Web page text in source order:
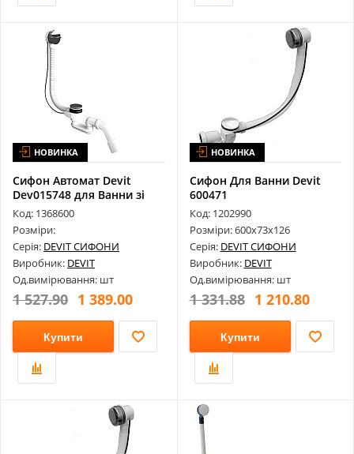
НОВИНКА
Сифон Автомат Devit
Dev015748 для Ванни зі
Зливом Пе...
Код: 1368600
Розміри:
Серія: DEVIT СИФОНИ
Виробник: DEVIT
Од.вимірювання: шт
1 527.90 1 389.00
Купити
НОВИНКА
Сифон Для Ванни Devit
600471
Код: 1202990
Розміри: 600х73х126
Серія: DEVIT СИФОНИ
Виробник: DEVIT
Од.вимірювання: шт
1 331.88 1 210.80
Купити